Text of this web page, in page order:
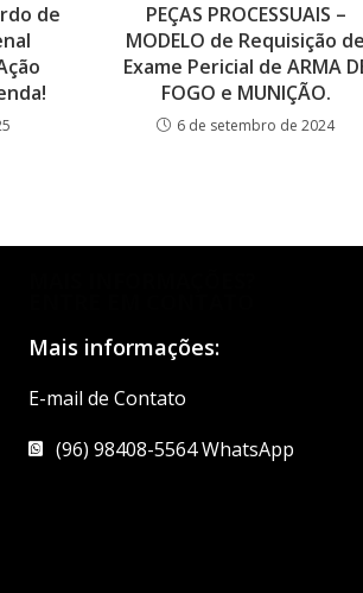
de
PEÇAS PROCESSUAIS –
MODELO de Requisição de
Exame Pericial de ARMA
FOGO e MUNIÇÃO.
6 de setembro de 2024
Mais informações:
E-mail de Contato
(96) 98408-5564 WhatsApp